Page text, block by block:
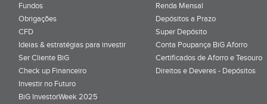
Fundos
Obrigações
CFD
Ideias & estratégias para investir
Ser Cliente BiG
Check up Financeiro
Investir no Futuro
BiG InvestorWeek 2025;
Renda Mensal
Depósitos a Prazo
Super Depósito
Conta Poupança BiG Aforro
Certificados de Aforro e Tesouro
Direitos e Deveres - Depósitos